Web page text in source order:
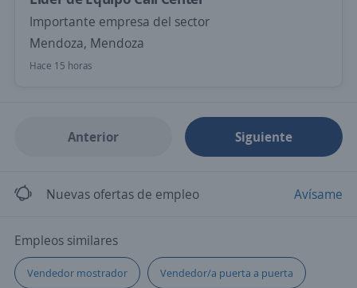
Importante empresa del sector
Mendoza, Mendoza
Hace 15 horas
Anterior Siguiente
Nuevas ofertas de empleo Avísame
Empleos similares
Vendedor mostrador Vendedor/a puerta a puerta